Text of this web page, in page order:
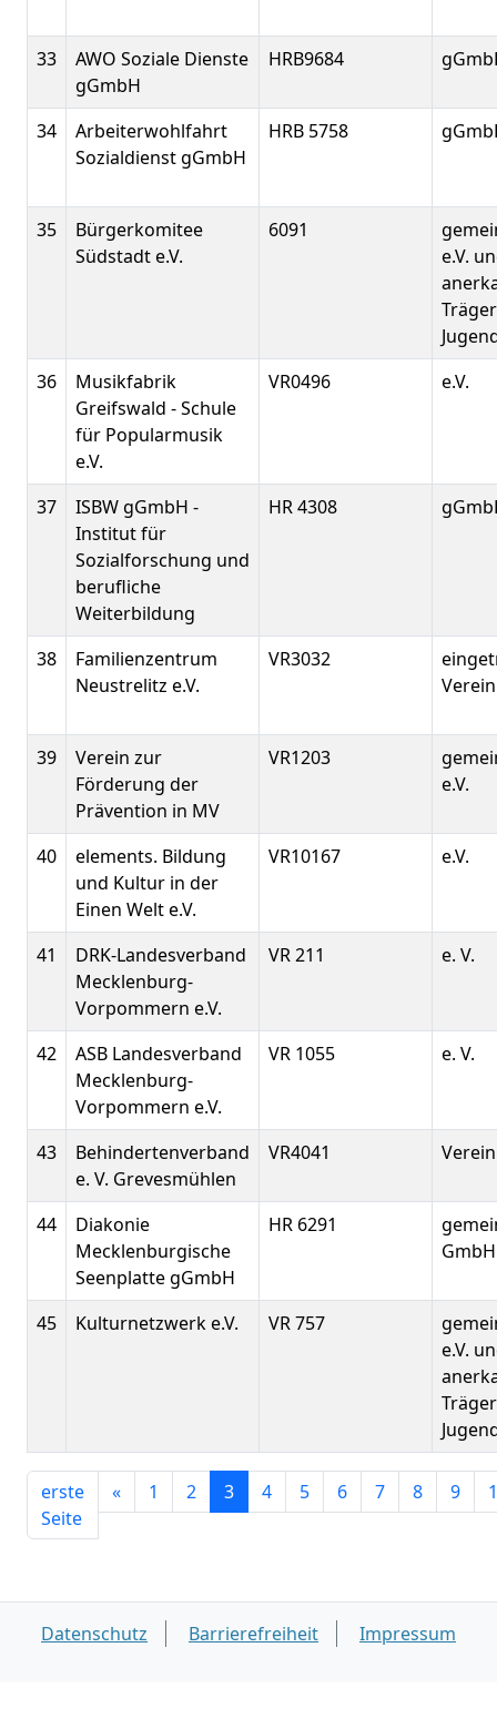
33
AWO Soziale Dienste
gGmbH
HRB9684
34
Arbeiterwohlfahrt
Sozialdienst gGmbH
HRB 5758
35
Bürgerkomitee
Südstadt e.V.
6091
e.V.
36
Musikfabrik
Greifswald - Schule
für Popularmusik
e.V.
VR0496 e.V.
37
ISBW gGmbH -
Institut für
Sozialforschung und
berufliche
Weiterbildung
HR 4308
38
Familienzentrum
Neustrelitz e.V.
VR3032
Verein
39
Verein zur
Förderung der
Prävention in MV
VR1203
e.V.
40
elements. Bildung
und Kultur in der
Einen Welt e.V.
VR10167 e.V.
41
DRK-Landesverband
Mecklenburg-
Vorpommern e.V.
VR 211 e. V.
42
ASB Landesverband
Mecklenburg-
Vorpommern e.V.
VR 1055 e. V.
43
Behindertenverband
e. V. Grevesmühlen
VR4041 Verein
44
Diakonie
Mecklenburgische
Seenplatte gGmbH
HR 6291
GmbH
45 Kulturnetzwerk e.V. VR 757
e.V.
erste
Seite
« 1 2 3 4 5 6 7 8 9
Datenschutz Barrierefreiheit Impressum